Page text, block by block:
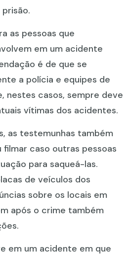
as pessoas que
em um acidente
é de que se
a polícia e equipes de
nestes casos, sempre deve
vítimas dos acidentes.
as testemunhas também
caso outras pessoas
para saqueá-las.
de veículos dos
sobre os locais em
após o crime também
em um acidente em que